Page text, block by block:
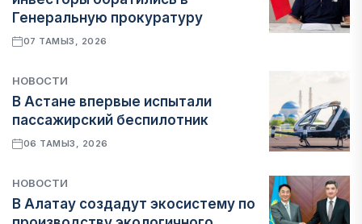
Генеральную прокуратуру
07 ТАМЫЗ, 2026
НОВОСТИ
В Астане впервые испытали
пассажирский беспилотник
06 ТАМЫЗ, 2026
НОВОСТИ
В Алатау создадут экосистему по